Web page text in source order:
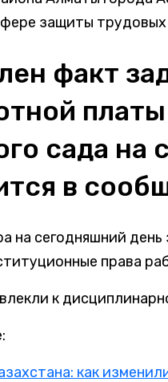
защиты
факт
сада на
в
на сегодняшний
права
к
как